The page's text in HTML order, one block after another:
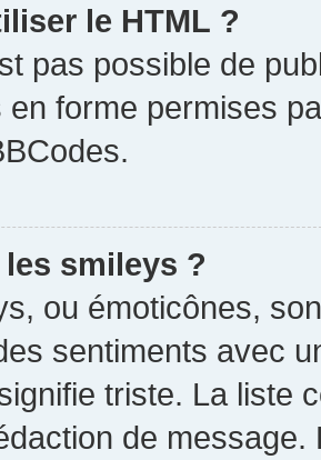
le HTML ?
pas possible de
en forme permises
smileys ?
ou émoticônes,
sentiments avec
triste. La liste
de